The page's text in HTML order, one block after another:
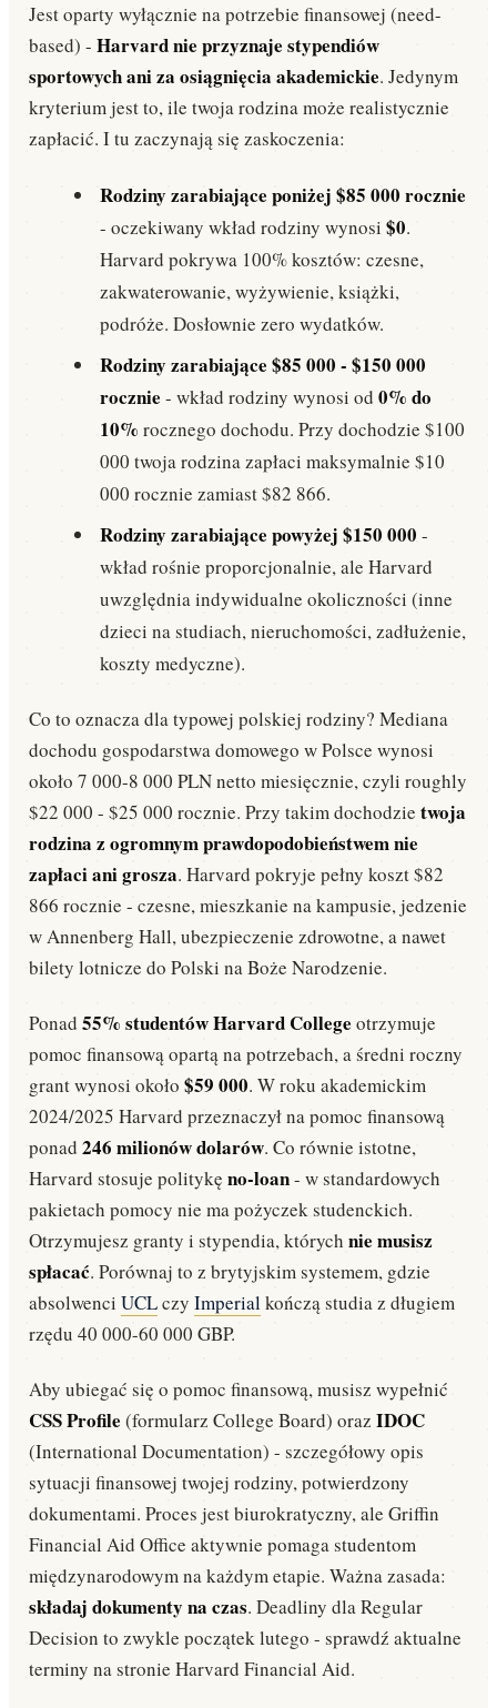
Jest oparty wyłącznie na potrzebie finansowej (need-
based) - Harvard nie przyznaje stypendiów
sportowych ani za osiągnięcia akademickie. Jedynym
kryterium jest to, ile twoja rodzina może realistycznie
zapłacić. I tu zaczynają się zaskoczenia:
Rodziny zarabiające poniżej $85 000 rocznie
- oczekiwany wkład rodziny wynosi $0.
Harvard pokrywa 100% kosztów: czesne,
zakwaterowanie, wyżywienie, książki,
podróże. Dosłownie zero wydatków.
Rodziny zarabiające $85 000 - $150 000
rocznie - wkład rodziny wynosi od 0% do
10% rocznego dochodu. Przy dochodzie $100
000 twoja rodzina zapłaci maksymalnie $10
000 rocznie zamiast $82 866.
Rodziny zarabiające powyżej $150 000 -
wkład rośnie proporcjonalnie, ale Harvard
uwzględnia indywidualne okoliczności (inne
dzieci na studiach, nieruchomości, zadłużenie,
koszty medyczne).
Co to oznacza dla typowej polskiej rodziny? Mediana
dochodu gospodarstwa domowego w Polsce wynosi
około 7 000-8 000 PLN netto miesięcznie, czyli roughly
$22 000 - $25 000 rocznie. Przy takim dochodzie twoja
rodzina z ogromnym prawdopodobieństwem nie
zapłaci ani grosza. Harvard pokryje pełny koszt $82
866 rocznie - czesne, mieszkanie na kampusie, jedzenie
w Annenberg Hall, ubezpieczenie zdrowotne, a nawet
bilety lotnicze do Polski na Boże Narodzenie.
Ponad 55% studentów Harvard College otrzymuje
pomoc finansową opartą na potrzebach, a średni roczny
grant wynosi około $59 000. W roku akademickim
2024/2025 Harvard przeznaczył na pomoc finansową
ponad 246 milionów dolarów. Co równie istotne,
Harvard stosuje politykę no-loan- w standardowych
pakietach pomocy nie ma pożyczek studenckich.
Otrzymujesz granty i stypendia, których nie musisz
spłacać. Porównaj to z brytyjskim systemem, gdzie
absolwenci UCLczy Imperialkończą studia z długiem
rzędu 40 000-60 000 GBP.
Aby ubiegać się o pomoc finansową, musisz wypełnić
CSS Profile (formularz College Board) oraz IDOC
(International Documentation) - szczegółowy opis
sytuacji finansowej twojej rodziny, potwierdzony
dokumentami. Proces jest biurokratyczny, ale Griffin
Financial Aid Office aktywnie pomaga studentom
międzynarodowym na każdym etapie. Ważna zasada:
składaj dokumenty na czas. Deadliny dla Regular
Decision to zwykle początek lutego - sprawdź aktualne
terminy na stronie Harvard Financial Aid.